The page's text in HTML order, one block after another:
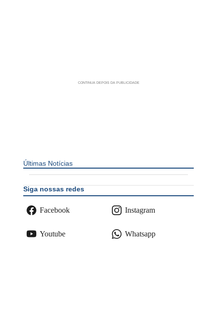
Últimas Notícias
Siga nossas redes
Facebook Instagram
Youtube Whatsapp